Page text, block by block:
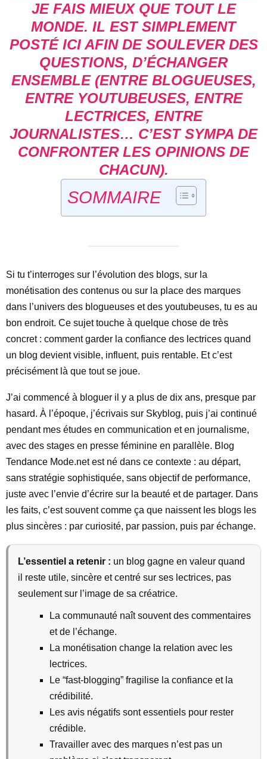
JE FAIS MIEUX QUE TOUT LE
MONDE. IL EST SIMPLEMENT
POSTÉ ICI AFIN DE SOULEVER DES
QUESTIONS, D’ÉCHANGER
ENSEMBLE (ENTRE BLOGUEUSES,
ENTRE YOUTUBEUSES, ENTRE
LECTRICES, ENTRE
JOURNALISTES… C’EST SYMPA DE
CONFRONTER LES OPINIONS DE
CHACUN).
SOMMAIRE
Si tu t’interroges sur l’évolution des blogs, sur la
monétisation des contenus ou sur la place des marques
dans l’univers des blogueuses et des youtubeuses, tu es au
bon endroit. Ce sujet touche à quelque chose de très
concret : comment garder la confiance des lectrices quand
un blog devient visible, influent, puis rentable. Et c’est
précisément là que tout se joue.
J’ai commencé à bloguer il y a plus de dix ans, presque par
hasard. À l’époque, j’écrivais sur Skyblog, puis j’ai continué
pendant mes études en communication et en journalisme,
avec des stages en presse féminine en parallèle. Blog
Tendance Mode.net est né dans ce contexte : au départ,
sans stratégie sophistiquée, sans objectif de performance,
juste avec l’envie d’écrire sur la beauté et de partager. Dans
les faits, c’est souvent comme ça que naissent les blogs les
plus sincères : par curiosité, par passion, puis par échange.
L’essentiel a retenir : un blog gagne en valeur quand
il reste utile, sincère et centré sur ses lectrices, pas
seulement sur l’image de sa créatrice.
La communauté naît souvent des commentaires
et de l’échange.
La monétisation change la relation avec les
lectrices.
Le “fast-blogging” fragilise la confiance et la
crédibilité.
Les avis négatifs sont essentiels pour rester
crédible.
Travailler avec des marques n’est pas un